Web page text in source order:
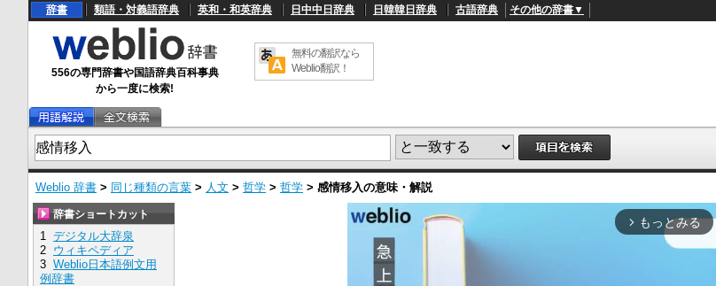
辞書 類語・対義語辞典 英和・和英辞典 日中中日辞典 日韓韓日辞典 古語辞典 その他の辞書▼
556の専門辞書や国語辞典百科事典
から一度に検索!
無料の翻訳なら
Weblio翻訳！
Weblio 辞書 > 同じ種類の言葉 > 人文 > 哲学 > 哲学 > 感情移入の意味・解説
arrow_forward_ios もっとみる
辞書ショートカット
1 デジタル大辞泉
2 ウィキペディア
3 Weblio日本語例文用
例辞書